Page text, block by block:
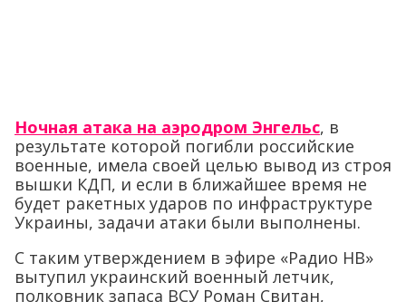
Ночная атака на аэродром Энгельс, в
результате которой погибли российские
военные, имела своей целью вывод из строя
вышки КДП, и если в ближайшее время не
будет ракетных ударов по инфраструктуре
Украины, задачи атаки были выполнены.
С таким утверждением в эфире «Радио НВ»
вытупил украинский военный летчик,
полковник запаса ВСУ Роман Свитан,